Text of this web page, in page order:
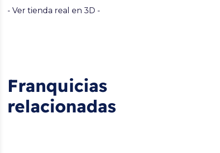
- Ver tienda real en 3D -
Franquicias
relacionadas